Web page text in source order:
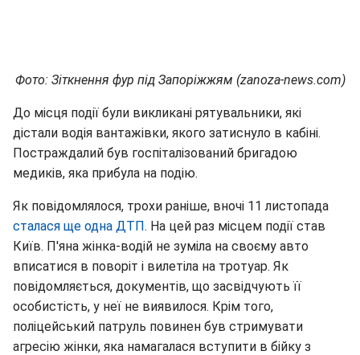
Фото: Зіткнення фур під Запоріжжям (zanoza-news.com)
До місця події були викликані рятувальники, які
дістали водія вантажівки, якого затиснуло в кабіні.
Постраждалий був госпіталізований бригадою
медиків, яка прибула на подію.
Як повідомлялося, трохи раніше, вночі 11 листопада
сталася ще одна ДТП. На цей раз місцем події став
Київ. П'яна жінка-водій не зуміла на своєму авто
вписатися в поворіт і вилетіла на тротуар. Як
повідомляється, документів, що засвідчують її
особистість, у неї не виявилося. Крім того,
поліцейський патруль повинен був стримувати
агресію жінки, яка намагалася вступити в бійку з